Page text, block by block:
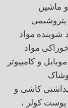
ماشین
شوینده مواد
مواد
موبایل و کامپیوتر
کاشی و
پوست کولر ،